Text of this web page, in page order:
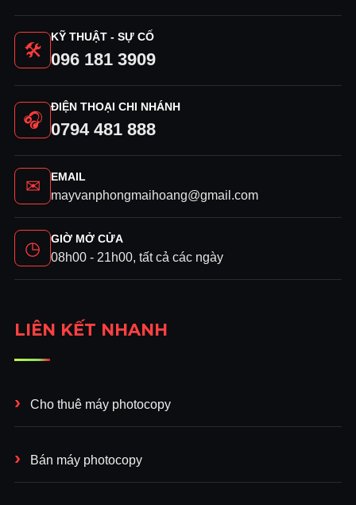
🛠
KỸ THUẬT - SỰ CỐ
096 181 3909
🎧
ĐIỆN THOẠI CHI NHÁNH
0794 481 888
✉ EMAIL
mayvanphongmaihoang@gmail.com
◷ GIỜ MỞ CỬA
08h00 - 21h00, tất cả các ngày
LIÊN KẾT NHANH
Cho thuê máy photocopy
Bán máy photocopy